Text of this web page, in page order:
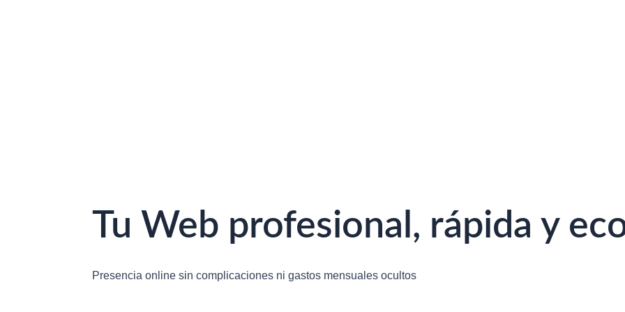
Tu Web profesional, rápida y
Presencia online sin complicaciones ni gastos mensuales ocultos